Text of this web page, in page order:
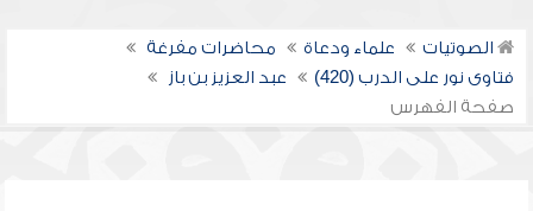
الصوتيات علماء ودعاة
محاضرات مفرغة
فتاوى نور على الدرب (420)
عبد العزيز بن باز
صفحة الفهرس